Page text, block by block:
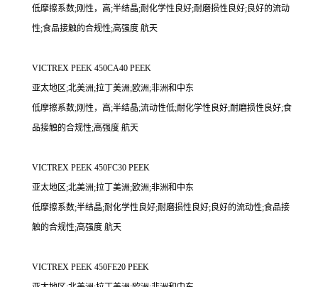
低摩擦系数;刚性，高;半结晶;耐化学性良好;耐磨损性良好;良好的流动
性;食品接触的合规性;高强度 航天
VICTREX PEEK 450CA40 PEEK
亚太地区;北美洲;拉丁美洲;欧洲;非洲和中东
低摩擦系数;刚性，高;半结晶;流动性低;耐化学性良好;耐磨损性良好;食
品接触的合规性;高强度 航天
VICTREX PEEK 450FC30 PEEK
亚太地区;北美洲;拉丁美洲;欧洲;非洲和中东
低摩擦系数;半结晶;耐化学性良好;耐磨损性良好;良好的流动性;食品接
触的合规性;高强度 航天
VICTREX PEEK 450FE20 PEEK